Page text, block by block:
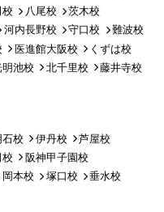
校 八尾校
茨木校
河内長野校 守口校
難波校
医進館大阪校
くずは校
明池校 北千里校
藤井寺校
石校 伊丹校
芦屋校
校
阪神甲子園校
岡本校 塚口校
垂水校